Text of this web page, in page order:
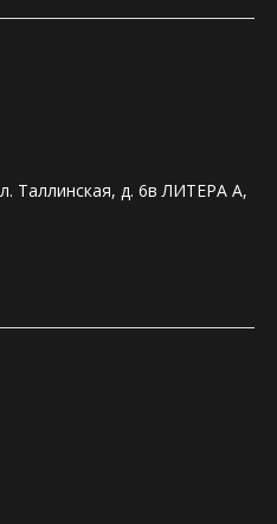
Таллинская, д. 6в ЛИТЕРА А,